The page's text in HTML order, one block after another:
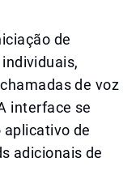
de
de voz
interface se
aplicativo de
adicionais de